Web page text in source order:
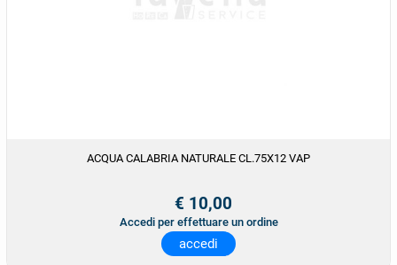
ACQUA CALABRIA NATURALE CL.75X12 VAP
€ 10,00
Accedi per effettuare un ordine
accedi